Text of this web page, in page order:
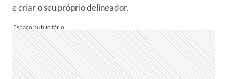
e criar o seu próprio delineador.